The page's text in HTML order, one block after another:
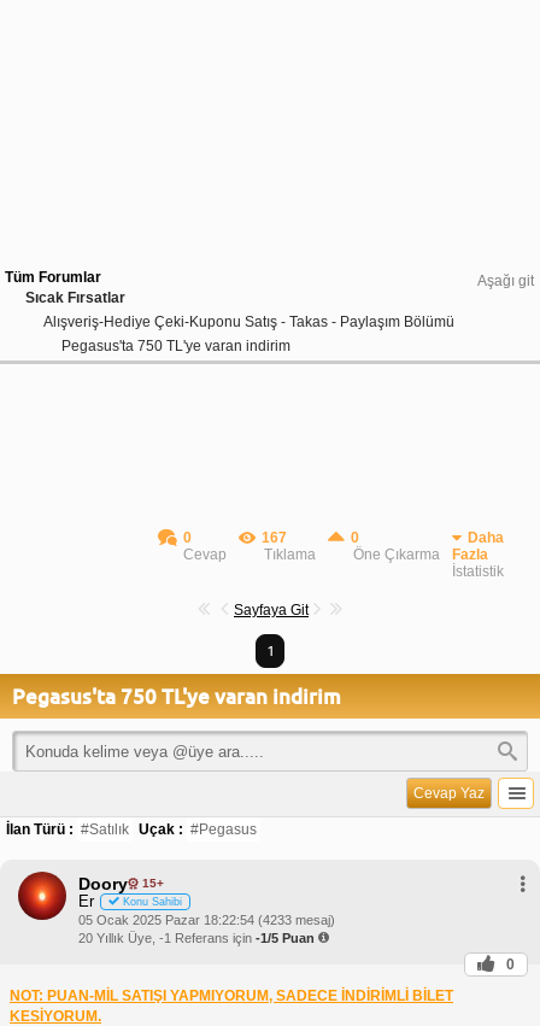
Aşağı git
Tüm Forumlar
Sıcak Fırsatlar
Alışveriş-Hediye Çeki-Kuponu Satış - Takas - Paylaşım Bölümü
Pegasus'ta 750 TL'ye varan indirim
0
Cevap
167
Tıklama
0
Öne Çıkarma
Daha
Fazla
İstatistik
Sayfaya Git
1
Pegasus'ta 750 TL'ye varan indirim
Cevap Yaz
İlan Türü : #Satılık Uçak : #Pegasus
Doory 15+
Er Konu Sahibi
05 Ocak 2025 Pazar 18:22:54 (4233 mesaj)
20 Yıllık Üye, -1 Referans için -1/5 Puan
0
NOT: PUAN-MİL SATIŞI YAPMIYORUM, SADECE İNDİRİMLİ BİLET
KESİYORUM.